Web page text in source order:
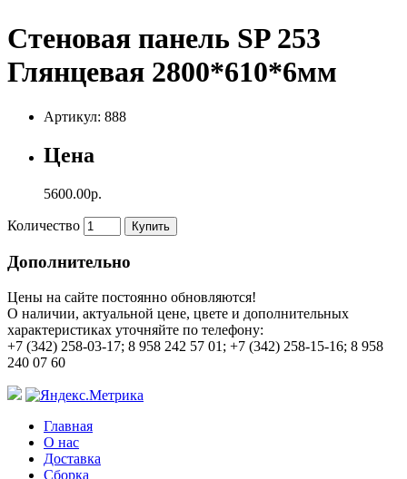
Стеновая панель SP 253
Глянцевая 2800*610*6мм
Артикул: 888
Цена
5600.00р.
Количество Купить
Дополнительно
Цены на сайте постоянно обновляются!
О наличии, актуальной цене, цвете и дополнительных
характеристиках уточняйте по телефону:
+7 (342) 258-03-17; 8 958 242 57 01; +7 (342) 258-15-16; 8 958
240 07 60
Главная
О нас
Доставка
Сборка